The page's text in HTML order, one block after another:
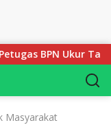
Ukur Tanah
Masyarakat